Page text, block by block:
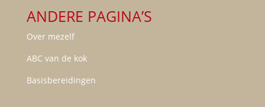
ANDERE PAGINA’S
Over mezelf
ABC van de kok
Basisbereidingen